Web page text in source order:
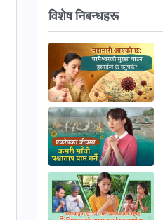
विशेष निबन्धहरू